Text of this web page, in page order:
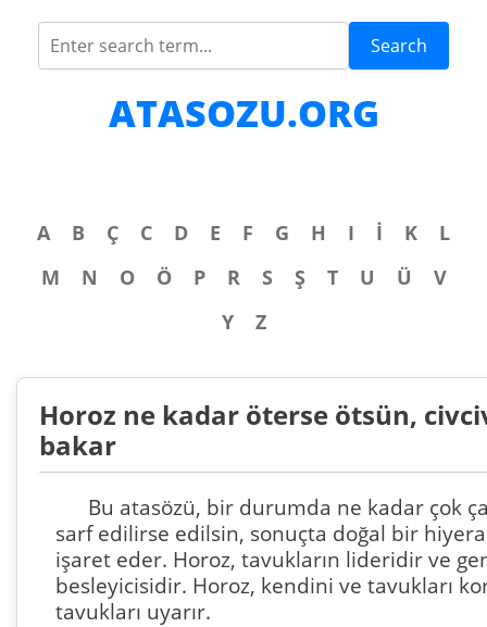
Search
ATASOZU.ORG
A B Ç C D E F G H I İ K
L
M
N O Ö P R S Ş T U Ü
V
Y
Z
Horoz ne kadar öterse ötsün,
bakar
Bu atasözü, bir durumda ne kadar çok
sarf edilirse edilsin, sonuçta doğal bir
işaret eder. Horoz, tavukların lideridir ve
besleyicisidir. Horoz, kendini ve tavukları
tavukları uyarır.